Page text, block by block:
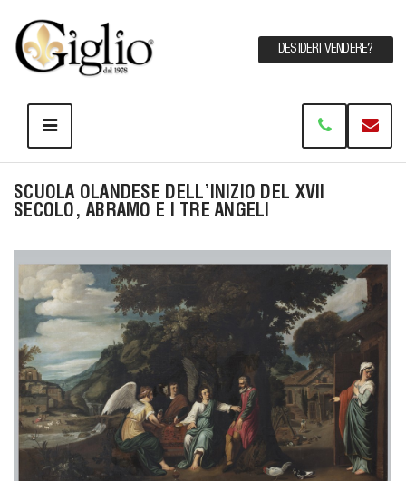
DESIDERI VENDERE?
SCUOLA OLANDESE DELL'INIZIO DEL XVII
SECOLO, ABRAMO E I TRE ANGELI